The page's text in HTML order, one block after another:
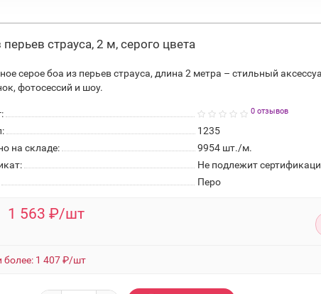
перьев страуса, 2 м, серого цвета
серое боа из перьев страуса, длина 2 метра – стильный
фотосессий и шоу.
0 отзывов
1235
на складе:
9954шт./м.
Не подлежит
Перо
1 563 ₽/шт
более: 1 407 ₽/шт